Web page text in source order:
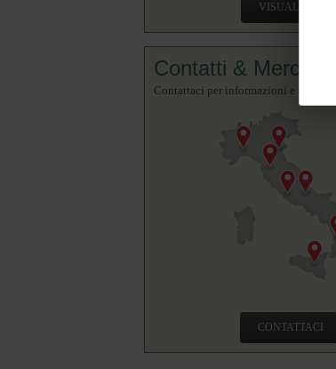
VISUALIZZA
Contatti & Mercato
Contattaci per informazioni e richieste.
CONTATTACI